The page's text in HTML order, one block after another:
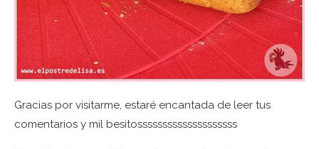
Gracias por visitarme, estaré encantada de leer tus
comentarios y mil besitossssssssssssssssssss